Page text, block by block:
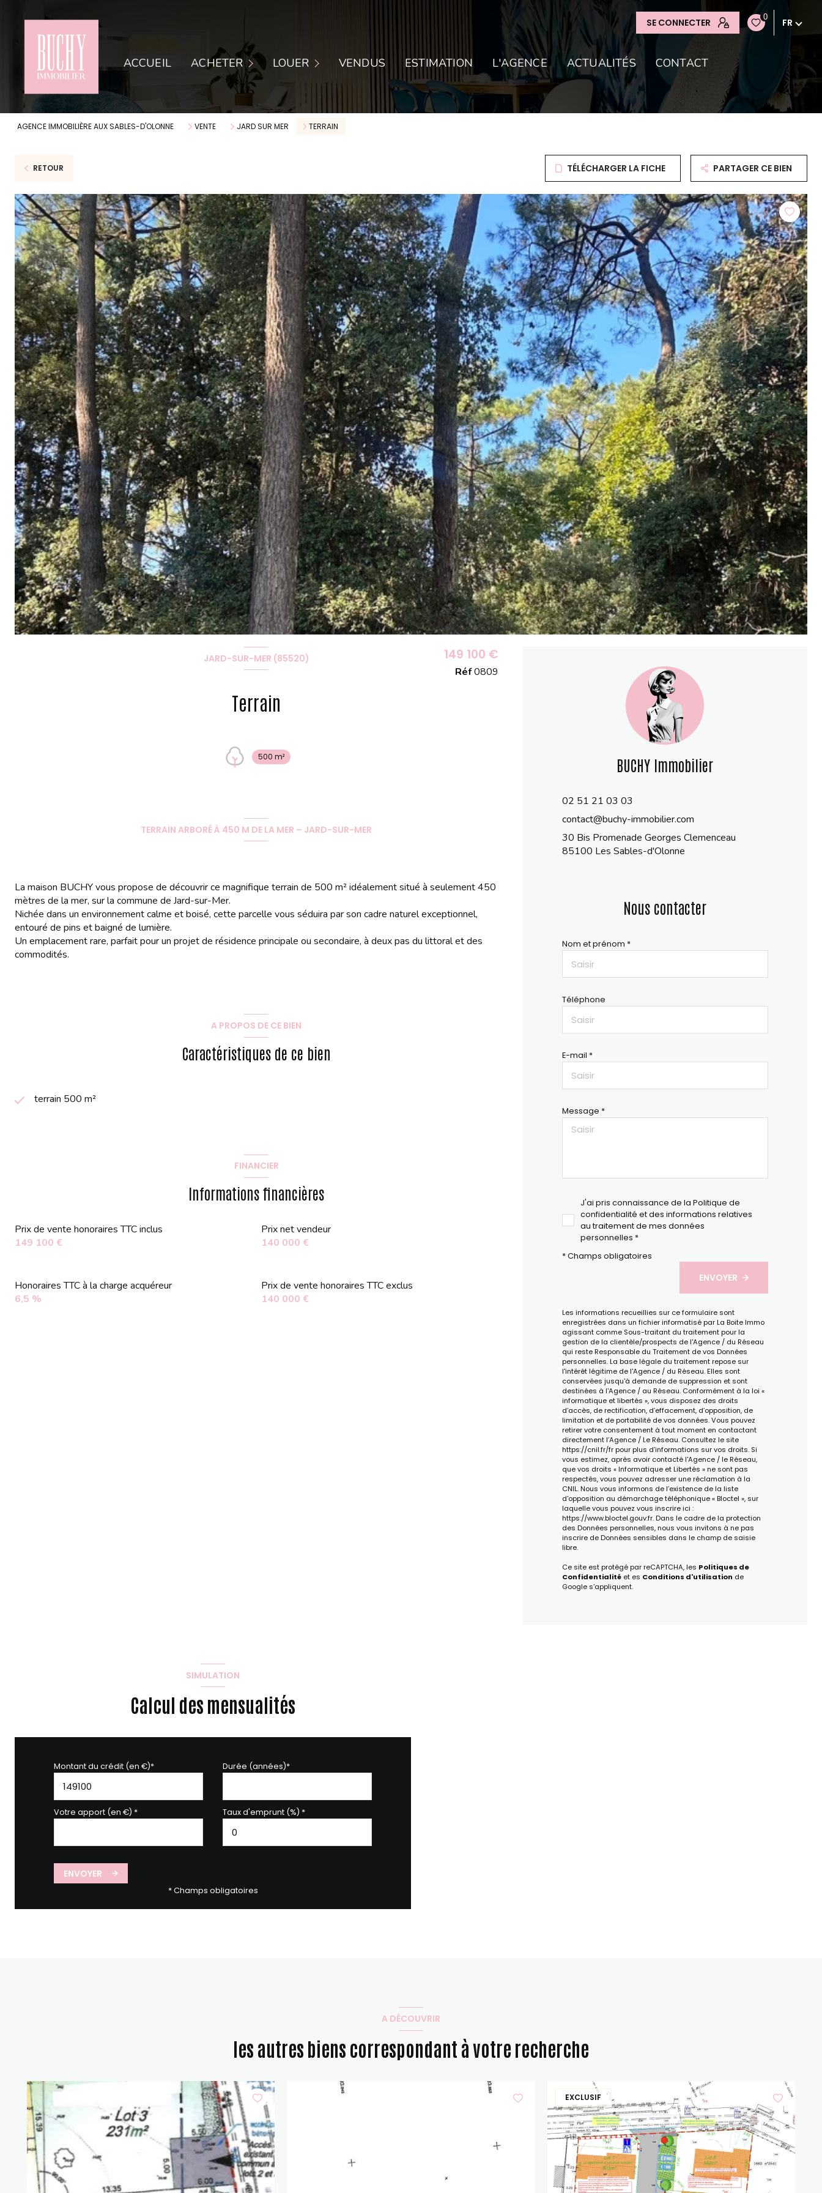
SE CONNECTER 0 FR
ACCUEIL ACHETER
APPARTEMENTS
MAISONS
LOUER
MAISONS
LOCAUX COMMERCIAUX
VENDUS ESTIMATION L'AGENCE ACTUALITÉS CONTACT
AGENCE IMMOBILIÈRE AUX SABLES-D'OLONNE VENTE JARD SUR MER TERRAIN
RETOUR TÉLÉCHARGER LA FICHE PARTAGER CE BIEN
JARD-SUR-MER (85520)
Terrain
500 m²
149 100 €
Réf0809
TERRAIN ARBORÉ À 450 M DE LA MER – JARD-SUR-MER
La maison BUCHY vous propose de découvrir ce magnifique terrain de 500 m² idéalement situé à seulement 450
mètres de la mer, sur la commune de Jard-sur-Mer.
Nichée dans un environnement calme et boisé, cette parcelle vous séduira par son cadre naturel exceptionnel,
entouré de pins et baigné de lumière.
Un emplacement rare, parfait pour un projet de résidence principale ou secondaire, à deux pas du littoral et des
commodités.
A PROPOS DE CE BIEN
Caractéristiques de ce bien
terrain 500 m²
FINANCIER
Informations financières
Prix de vente honoraires TTC inclus
149 100 €
Prix net vendeur
140 000 €
Prix de vente honoraires TTC exclus
140 000 €
Honoraires TTC à la charge acquéreur
6,5 %
BUCHY Immobilier
02 51 21 03 03
contact@buchy-immobilier.com
30 Bis Promenade Georges Clemenceau
85100 Les Sables-d'Olonne
Nous contacter
Nom et prénom *
Téléphone
E-mail *
Message *
J'ai pris connaissance de la Politique de
confidentialité et des informations relatives
au traitement de mes données
personnelles *
* Champs obligatoires
ENVOYER
Les informations recueillies sur ce formulaire sont
enregistrées dans un fichier informatisé par La Boite Immo
agissant comme Sous-traitant du traitement pour la
gestion de la clientèle/prospects de l'Agence / du Réseau
qui reste Responsable du Traitement de vos Données
personnelles. La base légale du traitement repose sur
l'intérêt légitime de l'Agence / du Réseau. Elles sont
conservées jusqu'à demande de suppression et sont
destinées à l'Agence / au Réseau. Conformément à la loi «
informatique et libertés », vous disposez des droits
d’accès, de rectification, d’effacement, d’opposition, de
limitation et de portabilité de vos données. Vous pouvez
retirer votre consentement à tout moment en contactant
directement l’Agence / Le Réseau. Consultez le site
https://cnil.fr/frpour plus d’informations sur vos droits. Si
vous estimez, après avoir contacté l'Agence / le Réseau,
que vos droits « Informatique et Libertés » ne sont pas
respectés, vous pouvez adresser une réclamation à la
CNIL. Nous vous informons de l’existence de la liste
d'opposition au démarchage téléphonique « Bloctel », sur
laquelle vous pouvez vous inscrire ici :
https://www.bloctel.gouv.fr. Dans le cadre de la protection
des Données personnelles, nous vous invitons à ne pas
inscrire de Données sensibles dans le champ de saisie
libre.
Ce site est protégé par reCAPTCHA, les Politiques de
Confidentialitéet es Conditions d'utilisation de
Google s'appliquent.
SIMULATION
Calcul des mensualités
Montant du crédit (en €)* Durée (années)*
Votre apport (en €) * Taux d'emprunt (%) *
ENVOYER
* Champs obligatoires
A DÉCOUVRIR
les autres biens correspondant à votre recherche
EXCLUSIF